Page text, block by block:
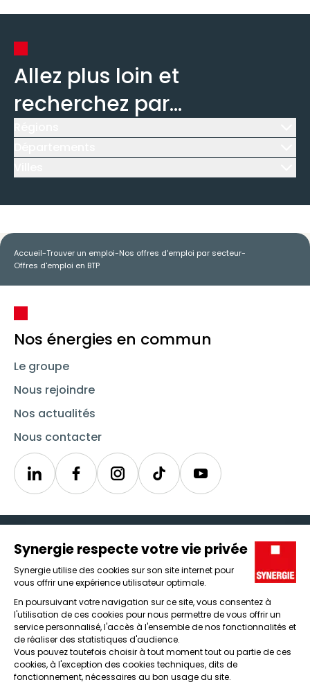
Allez plus loin et
recherchez par...
Accueil-Trouver un emploi-Nos offres d'emploi par secteur-
Offres d'emploi en BTP
Nos énergies en commun
Le groupe
Nous rejoindre
Nos actualités
Nous contacter
LinkedinSynergieInstagramTikTok Youtube
Icône d'illustration
Candidats
Entreprises
Icône d'illustration
Nos agences
Icône d'illustration
Conditions générales d'utilisation et mentions légales
Protection des données
Lanceur d'alertes